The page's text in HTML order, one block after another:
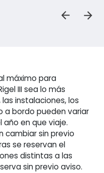
máximo para
III sea lo más
instalaciones, los
a bordo pueden variar
en que viaje.
cambiar sin previo
se reservan el
distintas a las
sin previo aviso.